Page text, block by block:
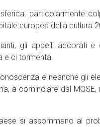
particolarmente
europea della cultura
gli appelli accorati
e ci tormenta.
e neanche gli
a cominciare dal
si assommano ai